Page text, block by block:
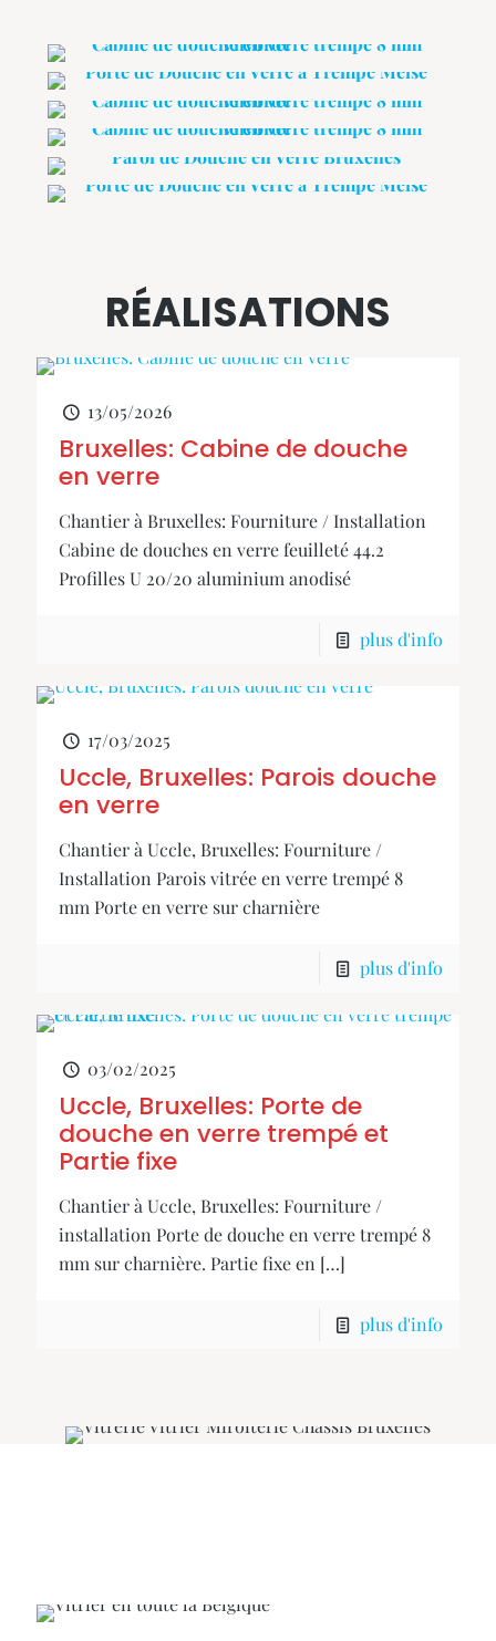
RÉALISATIONS
13/05/2026
Bruxelles: Cabine de douche
en verre
Chantier à Bruxelles: Fourniture / Installation
Cabine de douches en verre feuilleté 44.2
Profilles U 20/20 aluminium anodisé
plus d'info
17/03/2025
Uccle, Bruxelles: Parois douche
en verre
Chantier à Uccle, Bruxelles: Fourniture /
Installation Parois vitrée en verre trempé 8
mm Porte en verre sur charnière
plus d'info
03/02/2025
Uccle, Bruxelles: Porte de
douche en verre trempé et
Partie fixe
Chantier à Uccle, Bruxelles: Fourniture /
installation Porte de douche en verre trempé 8
mm sur charnière. Partie fixe en […]
plus d'info